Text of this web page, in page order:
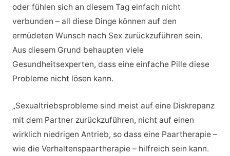
oder fühlen sich an diesem Tag einfach nicht
verbunden – all diese Dinge können auf den
ermüdeten Wunsch nach Sex zurückzuführen sein.
Aus diesem Grund behaupten viele
Gesundheitsexperten, dass eine einfache Pille diese
Probleme nicht lösen kann.
„Sexualtriebsprobleme sind meist auf eine Diskrepanz
mit dem Partner zurückzuführen, nicht auf einen
wirklich niedrigen Antrieb, so dass eine Paartherapie –
wie die Verhaltenspaartherapie – hilfreich sein kann.